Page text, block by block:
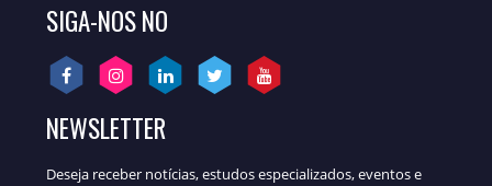
SIGA-NOS NO
NEWSLETTER
Deseja receber notícias, estudos especializados, eventos e